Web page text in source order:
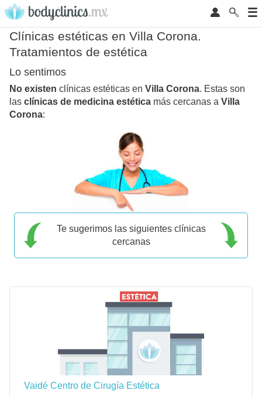
Clínicas estéticas en Villa Corona.
Tratamientos de estética
Lo sentimos
No existen clínicas estéticas en Villa Corona. Estas son
las clínicas de medicina estética más cercanas a Villa
Corona:
Te sugerimos las siguientes clínicas
cercanas
Vaidé Centro de Cirugía Estética